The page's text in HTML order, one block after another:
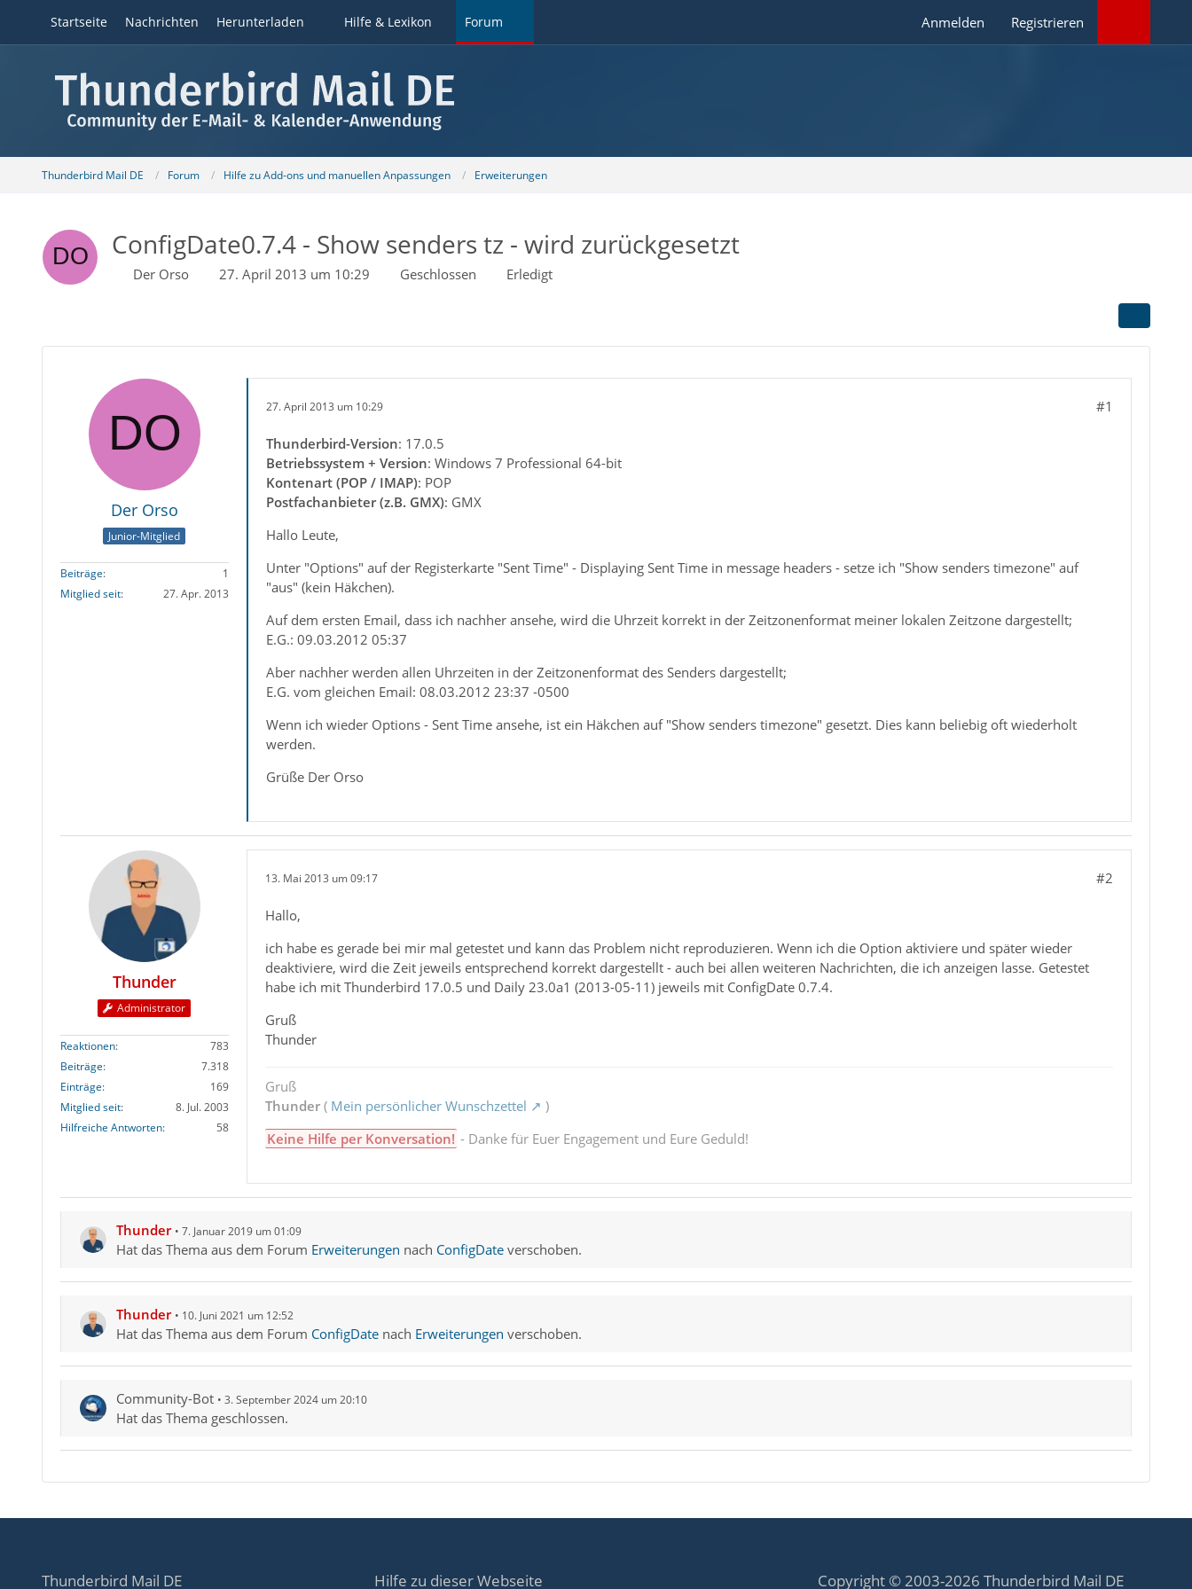
Startseite Nachrichten Herunterladen Hilfe & Lexikon Forum Anmelden Registrieren
Thunderbird Mail DE Forum Hilfe zu Add-ons und manuellen Anpassungen Erweiterungen
ConfigDate0.7.4 - Show senders tz - wird zurückgesetzt
Der Orso 27. April 2013 um 10:29 Geschlossen Erledigt
Der Orso
Junior-Mitglied
Beiträge
1
Mitglied seit
27. Apr. 2013
27. April 2013 um 10:29 #1
Thunderbird-Version: 17.0.5
Betriebssystem + Version: Windows 7 Professional 64-bit
Kontenart (POP / IMAP): POP
Postfachanbieter (z.B. GMX): GMX
Hallo Leute,
Unter "Options" auf der Registerkarte "Sent Time" - Displaying Sent Time in message headers - setze ich "Show senders timezone" auf
"aus" (kein Häkchen).
Auf dem ersten Email, dass ich nachher ansehe, wird die Uhrzeit korrekt in der Zeitzonenformat meiner lokalen Zeitzone dargestellt;
E.G.: 09.03.2012 05:37
Aber nachher werden allen Uhrzeiten in der Zeitzonenformat des Senders dargestellt;
E.G. vom gleichen Email: 08.03.2012 23:37 -0500
Wenn ich wieder Options - Sent Time ansehe, ist ein Häkchen auf "Show senders timezone" gesetzt. Dies kann beliebig oft wiederholt
werden.
Grüße Der Orso
Thunder
Administrator
Reaktionen
783
Beiträge
7.318
Einträge
169
Mitglied seit
8. Jul. 2003
Hilfreiche Antworten
58
13. Mai 2013 um 09:17 #2
Hallo,
ich habe es gerade bei mir mal getestet und kann das Problem nicht reproduzieren. Wenn ich die Option aktiviere und später wieder
deaktiviere, wird die Zeit jeweils entsprechend korrekt dargestellt - auch bei allen weiteren Nachrichten, die ich anzeigen lasse. Getestet
habe ich mit Thunderbird 17.0.5 und Daily 23.0a1 (2013-05-11) jeweils mit ConfigDate 0.7.4.
Gruß
Thunder
Gruß
Thunder( Mein persönlicher Wunschzettel
)
Keine Hilfe per Konversation! - Danke für Euer Engagement und Eure Geduld!
Thunder 7. Januar 2019 um 01:09
Hat das Thema aus dem Forum Erweiterungen nach ConfigDateverschoben.
Thunder 10. Juni 2021 um 12:52
Hat das Thema aus dem Forum ConfigDatenach Erweiterungen verschoben.
Community-Bot 3. September 2024 um 20:10
Hat das Thema geschlossen.
Thunderbird Mail DE Hilfe zu dieser Webseite Copyright © 2003-2026 Thunderbird Mail DE